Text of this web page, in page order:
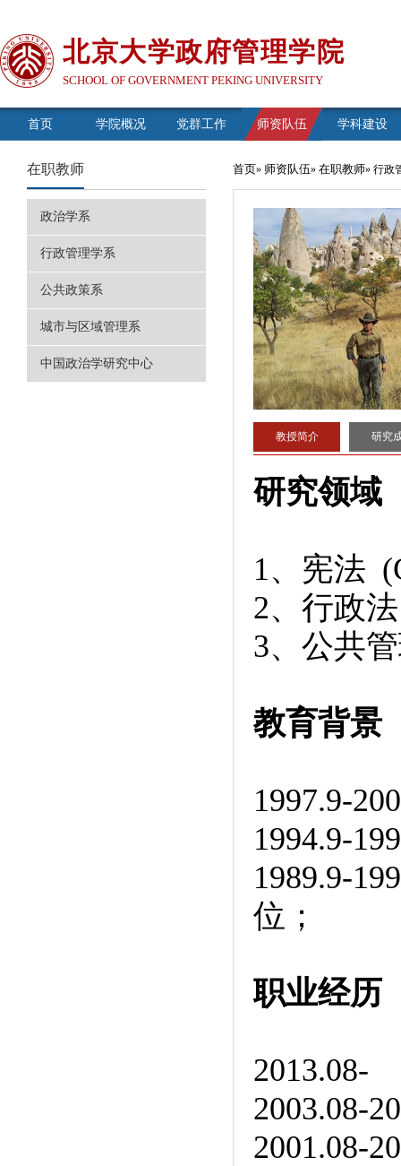
北京大学政府管理学院
SCHOOL OF GOVERNMENT PEKING UNIVERSITY
首页 学院概况 党群工作 师资队伍 学科建设
在职教师
政治学系
行政管理学系
公共政策系
城市与区域管理系
中国政治学研究中心
首页» 师资队伍» 在职教师» 行政
教授简介 研究
研究领域
1、宪法
2、行政
3、公共
教育背景
1997.9-
1994.9-
1989.9-
位；
职业经历
2013.08-
2003.08-
2001.08-